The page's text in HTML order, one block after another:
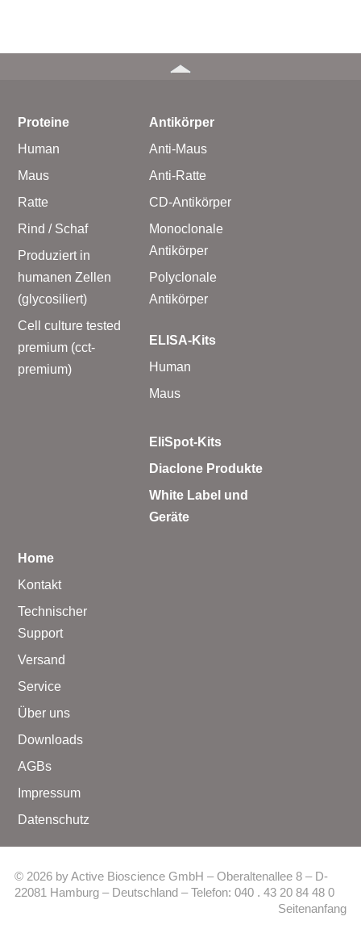
Proteine
Human
Maus
Ratte
Rind / Schaf
Produziert in
humanen Zellen
(glycosiliert)
Cell culture tested
premium (cct-
premium)
Antikörper
Anti-Maus
Anti-Ratte
CD-Antikörper
Monoclonale
Antikörper
Polyclonale
Antikörper
ELISA-Kits
Human
Maus
EliSpot-Kits
Diaclone Produkte
White Label und
Geräte
Home
Kontakt
Technischer
Support
Versand
Service
Über uns
Downloads
AGBs
Impressum
Datenschutz
© 2026 by Active Bioscience GmbH – Oberaltenallee 8 – D-
22081 Hamburg – Deutschland – Telefon: 040 . 43 20 84 48 0
Seitenanfang